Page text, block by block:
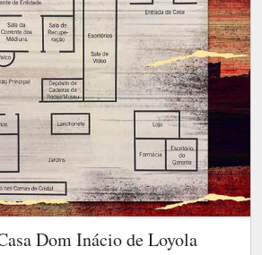
Dom Inácio de Loyola